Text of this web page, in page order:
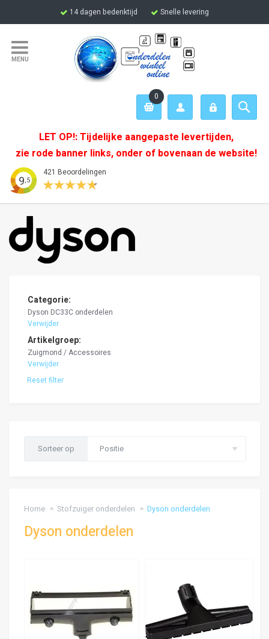
inhoud
14 dagen bedenktijd Snelle levering
Winkelwagen
€ 0,00
0
LET OP!: Tijdelijke aangepaste levertijden,
zie rode banner links, onder of bovenaan de website!
9,5
9.5/ 10421Beoordelingen
421 Beoordelingen
Sorteer op
Home Stofzuiger onderdelen Dyson onderdelen
Dyson onderdelen
Categorie
Dyson DC33C onderdelen
Verwijder
Artikelgroep
Zuigmond / Accessoires
Verwijder
Reset filter